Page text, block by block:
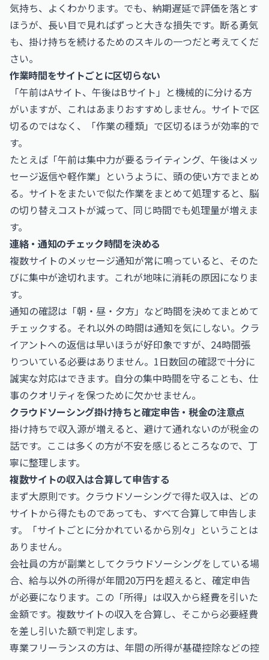
気持ち、よくわかります。でも、納期遅延で評価を落とす
ほうが、長い目で見ればずっと大きな損失です。断る勇気
も、掛け持ちを続けるためのスキルの一つだと考えてくだ
さい。
作業時間をサイトごとに区切らない
「午前はAサイト、午後はBサイト」と機械的に分ける方
がいますが、これはあまりおすすめしません。サイトで区
切るのではなく、「作業の種類」で区切るほうが効率的で
す。
たとえば「午前は集中力が要るライティング、午後はメッ
セージ返信や軽作業」というように、頭の使い方でまとめ
る。サイトをまたいで似た作業をまとめて処理すると、脳
の切り替えコストが減って、同じ時間でも処理量が増えま
す。
連絡・通知のチェック時間を決める
複数サイトのメッセージ通知が常に鳴っていると、そのた
びに集中が途切れます。これが地味に消耗の原因になりま
す。
通知の確認は「朝・昼・夕方」など時間を決めてまとめて
チェックする。それ以外の時間は通知を気にしない。クラ
イアントへの返信は早いほうが好印象ですが、24時間張
りついている必要はありません。1日数回の確認で十分に
誠実な対応はできます。自分の集中時間を守ることも、仕
事のクオリティを保つために欠かせません。
クラウドソーシング掛け持ちと確定申告・税金の注意点
掛け持ちで収入源が増えると、避けて通れないのが税金の
話です。ここは多くの方が不安を感じるところなので、丁
寧に整理します。
複数サイトの収入は合算して申告する
まず大原則です。クラウドソーシングで得た収入は、どの
サイトから得たものであっても、すべて合算して申告しま
す。「サイトごとに分かれているから別々」ということは
ありません。
会社員の方が副業としてクラウドソーシングをしている場
合、給与以外の所得が年間20万円を超えると、確定申告
が必要になります。この「所得」は収入から経費を引いた
金額です。複数サイトの収入を合算し、そこから必要経費
を差し引いた額で判定します。
専業フリーランスの方は、年間の所得が基礎控除などの控